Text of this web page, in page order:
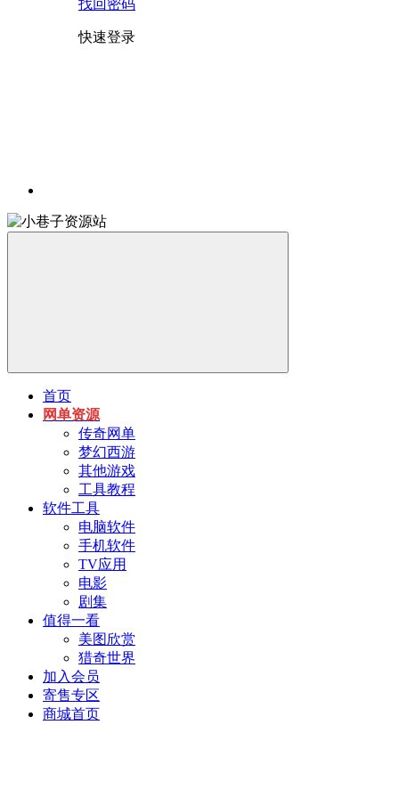
找回密码
快速登录
首页
网单资源
传奇网单
梦幻西游
其他游戏
工具教程
软件工具
电脑软件
手机软件
TV应用
电影
剧集
值得一看
美图欣赏
猎奇世界
加入会员
寄售专区
商城首页